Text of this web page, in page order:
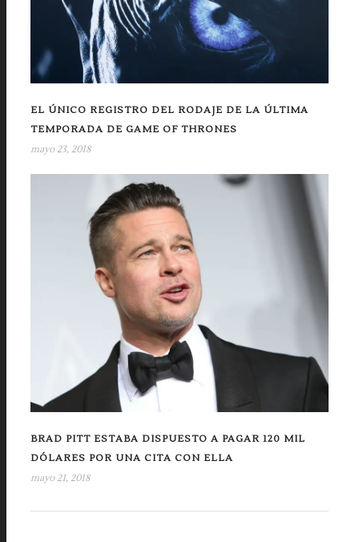
EL ÚNICO REGISTRO DEL RODAJE DE LA ÚLTIMA
TEMPORADA DE GAME OF THRONES
mayo 23, 2018
BRAD PITT ESTABA DISPUESTO A PAGAR 120 MIL
DÓLARES POR UNA CITA CON ELLA
mayo 21, 2018